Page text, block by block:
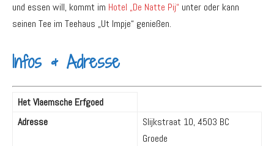
und essen will, kommt im Hotel „De Natte Pij“ unter oder kann
seinen Tee im Teehaus „Ut Impje“ genießen.
Infos & Adresse
Het Vlaemsche Erfgoed
Adresse
Slijkstraat 10, 4503 BC
Groede